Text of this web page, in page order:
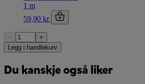
1 m
59,90 kr
−
+
Legg i handlekurv
Du kanskje også liker